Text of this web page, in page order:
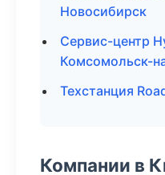
Новосибирск
Сервис-центр
Комсомольск-
Техстанция
Компании в